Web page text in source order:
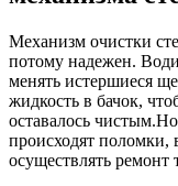
Механизм очистки
потому надежен.
менять истершиеся
жидкость в бачок,
оставалось
происходят поломки,
осуществлять